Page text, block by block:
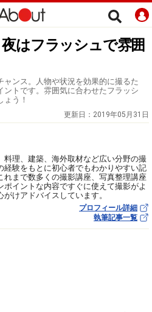
はフラッシュで雰囲
ンス。人物や状況を効果的に撮るた
トです。雰囲気に合わせたフラッシ
う！
更新日： 2019年05月31日
料理、建築、海外取材など広い分野の撮
経験をもとに初心者でもわかりやすい記
れまで数多くの撮影講座、写真整理講座
ポイントな内容ですぐに使えて撮影がよ
けアドバイスしています。
プロフィール詳細
執筆記事一覧